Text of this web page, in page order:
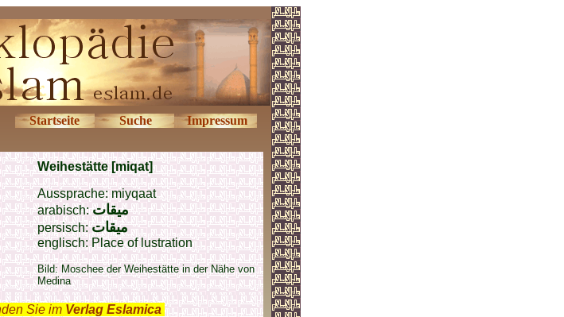
Startseite Suche Impressum
Weihestätte [miqat]
Aussprache: miyqaat
arabisch:ميقات
persisch:ميقات
englisch: Place of lustration
Bild: Moschee der Weihestätte in der Nähe von
Medina
Sie im Verlag Eslamica